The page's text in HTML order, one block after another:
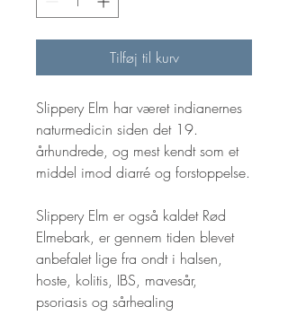
Tilføj til kurv
Slippery Elm har været indianernes
naturmedicin siden det 19.
århundrede, og mest kendt som et
middel imod diarré og forstoppelse.
Slippery Elm er også kaldet Rød
Elmebark, er gennem tiden blevet
anbefalet lige fra ondt i halsen,
hoste, kolitis, IBS, mavesår,
psoriasis og sårhealing